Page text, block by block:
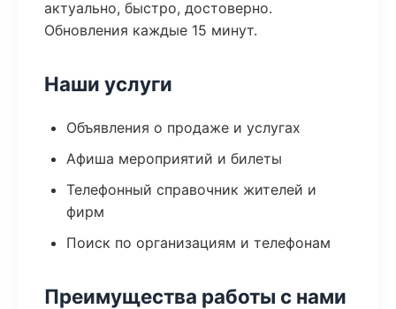
актуально, быстро, достоверно.
Обновления каждые 15 минут.
Наши услуги
Объявления о продаже и услугах
Афиша мероприятий и билеты
Телефонный справочник жителей и
фирм
Поиск по организациям и телефонам
Преимущества работы с нами